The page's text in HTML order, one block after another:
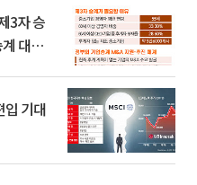
3자 승
대전
기대